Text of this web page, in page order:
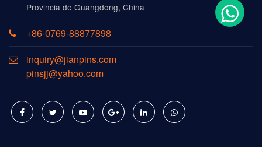
Provincia de Guangdong, China
+86-0769-88877898
inquiry@jianpins.com
pinsjj@yahoo.com